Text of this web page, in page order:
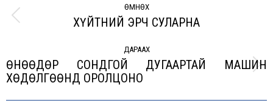
navigation
ӨМНӨХ
Previous
ХҮЙТНИЙ ЭРЧ СУЛАРНА
ДАРААХ
Next
ӨНӨӨДӨР СОНДГОЙ ДУГААРТАЙ МАШИН
ХӨДӨЛГӨӨНД ОРОЛЦОНО